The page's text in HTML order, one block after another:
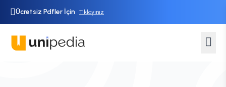
Ücretsiz Pdfler İçin Tıklayınız